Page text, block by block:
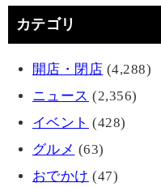
カテゴリ
開店・閉店 (4,288)
ニュース (2,356)
イベント (428)
グルメ (63)
おでかけ (47)